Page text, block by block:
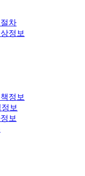
차
정보
정보
보
보